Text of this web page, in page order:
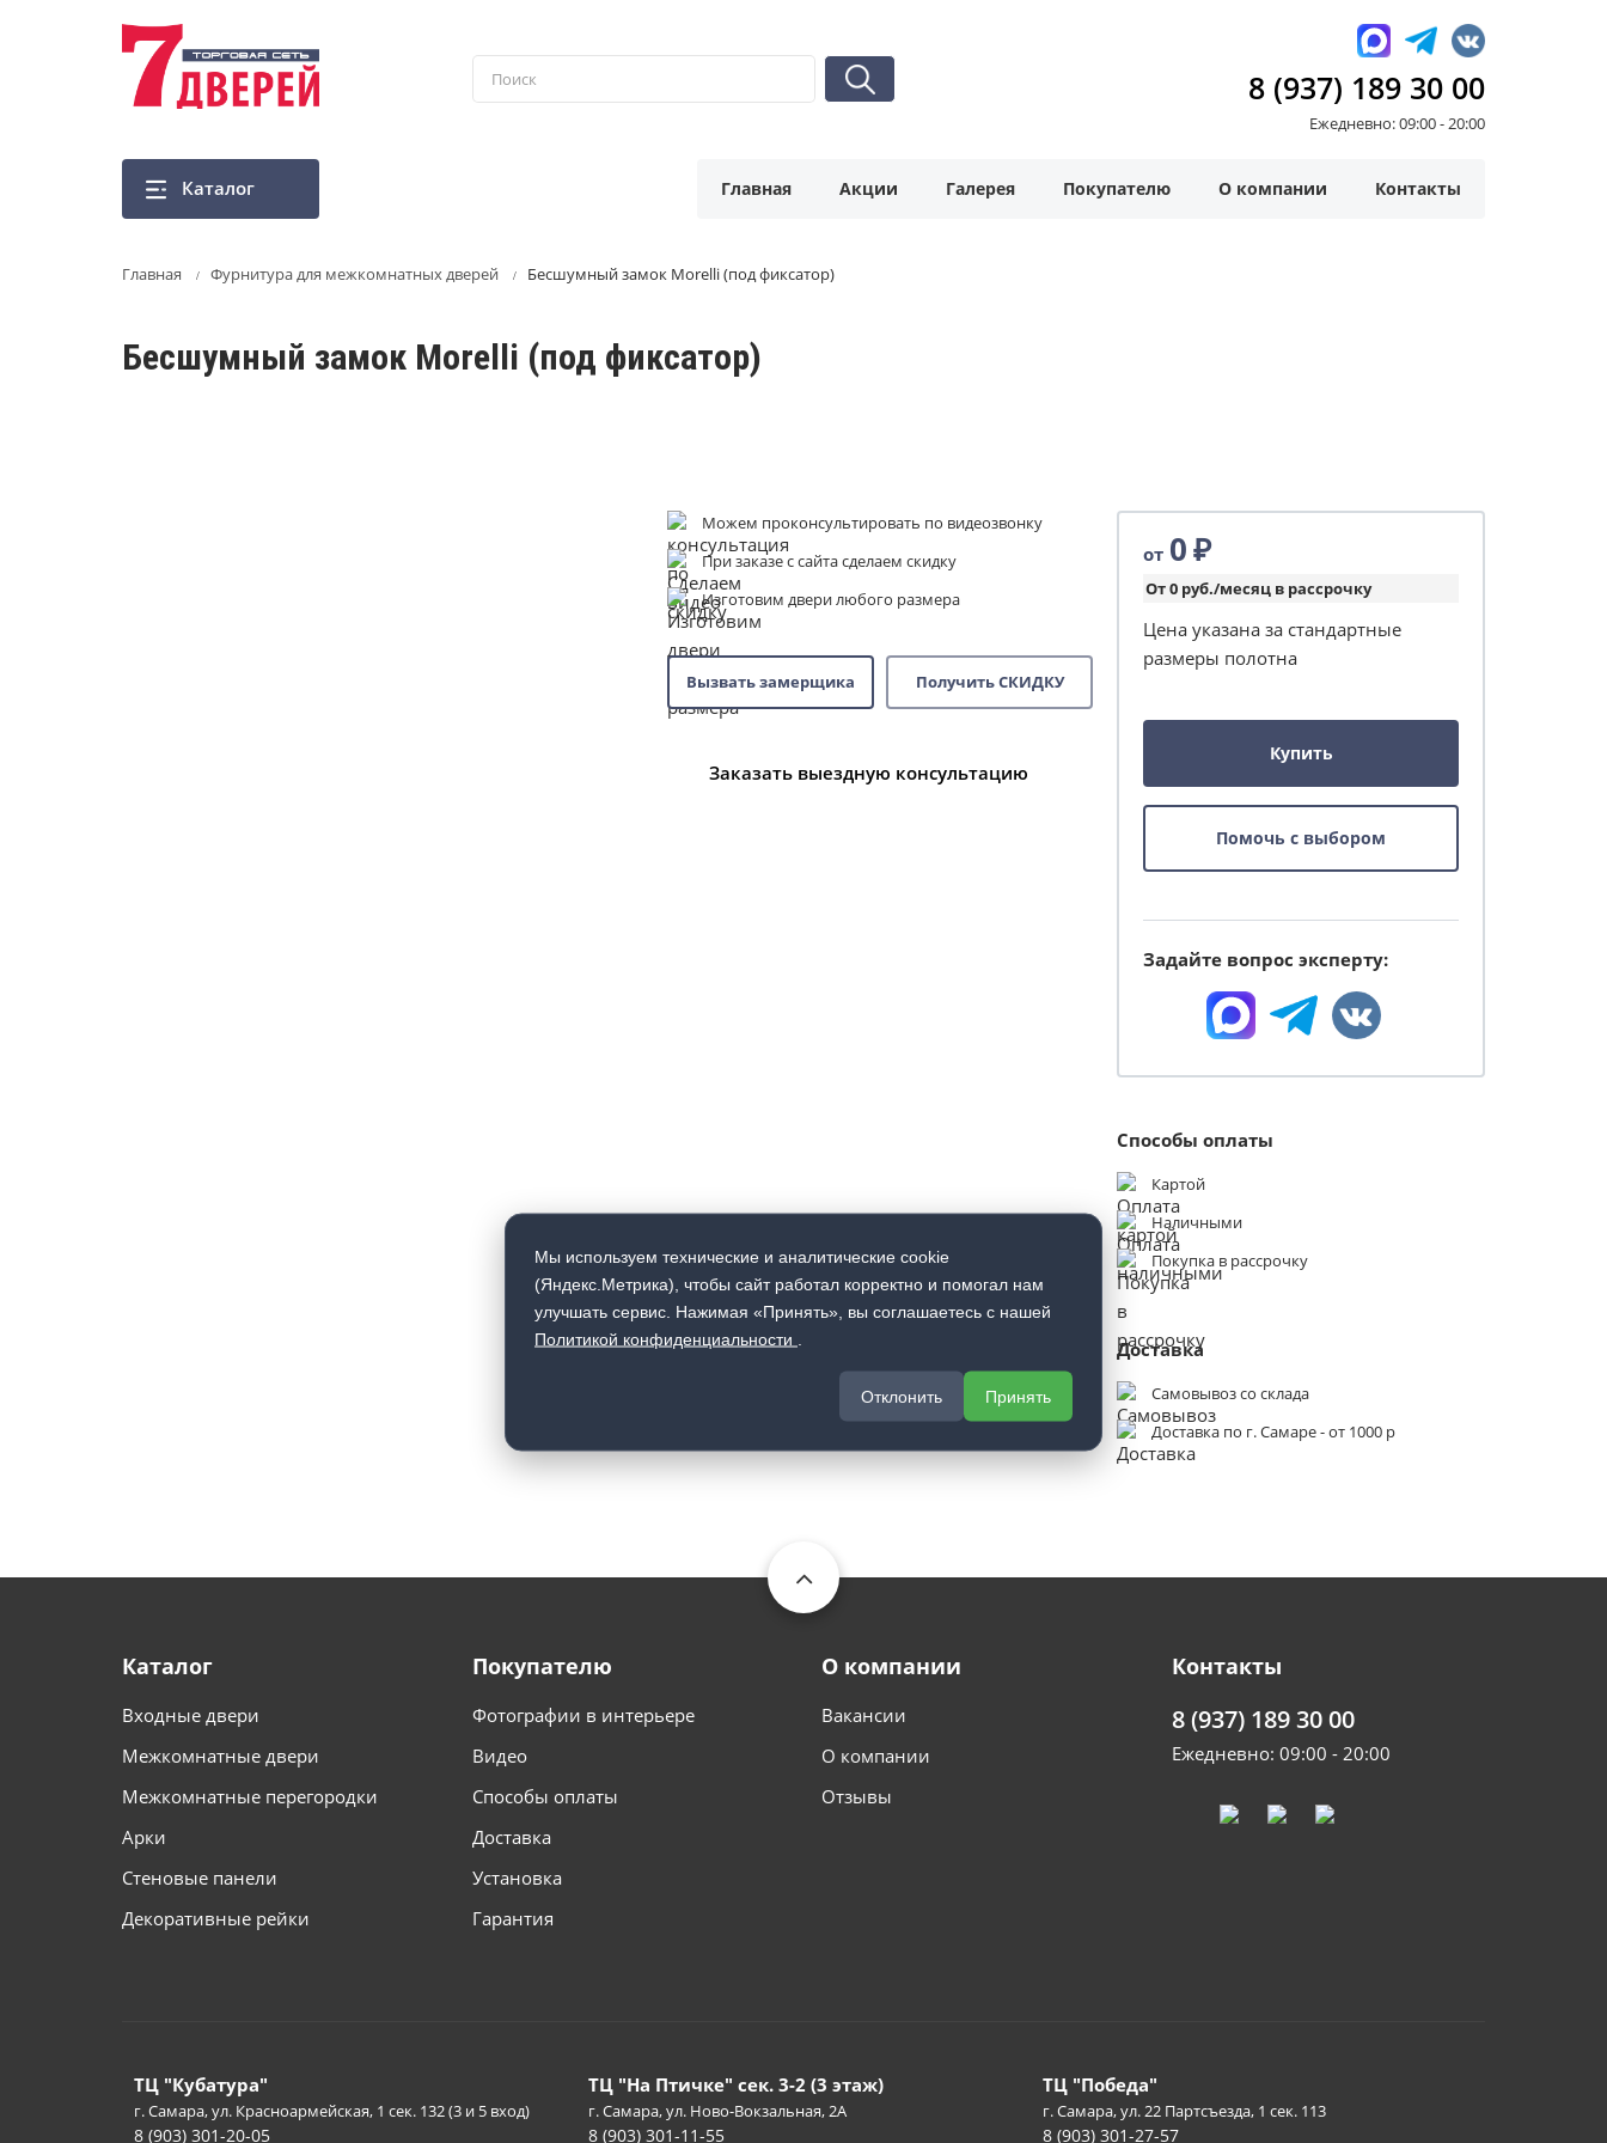
8 (937) 189 30 00
Ежедневно: 09:00 - 20:00
Каталог Главная Акции Галерея Покупателю О компании Контакты
Главная Фурнитура для межкомнатных дверей Бесшумный замок Morelli (под фиксатор)
Бесшумный замок Morelli (под фиксатор)
Можем проконсультировать по видеозвонку
При заказе с сайта сделаем скидку
Изготовим двери любого размера
Вызвать замерщика Получить СКИДКУ
Заказать выездную консультацию
от 0₽
От 0 руб./месяц в рассрочку
Цена указана за стандартные
размеры полотна
Купить
Помочь с выбором
Задайте вопрос эксперту:
Способы оплаты
Картой
Наличными
Покупка в рассрочку
Доставка
Самовывоз со склада
Доставка по г. Самаре - от 1000 р
Каталог
Входные двери
Межкомнатные двери
Межкомнатные перегородки
Арки
Стеновые панели
Декоративные рейки
Покупателю
Фотографии в интерьере
Видео
Способы оплаты
Доставка
Установка
Гарантия
О компании
Вакансии
О компании
Отзывы
Контакты
8 (937) 189 30 00
Ежедневно: 09:00 - 20:00
ТЦ "Кубатура"
г. Самара, ул. Красноармейская, 1 сек. 132 (3 и 5 вход)
8 (903) 301-20-05
ТЦ "На Птичке" сек. 3-2 (3 этаж)
г. Самара, ул. Ново-Вокзальная, 2А
8 (903) 301-11-55
ТЦ "Победа"
г. Самара, ул. 22 Партсъезда, 1 сек. 113
8 (903) 301-27-57
Мы используем технические и аналитические cookie
(Яндекс.Метрика), чтобы сайт работал корректно и помогал нам
улучшать сервис. Нажимая «Принять», вы соглашаетесь с нашей
Политикой конфиденциальности
Отклонить Принять